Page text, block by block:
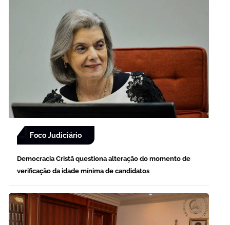
Foco Judiciário
Democracia Cristã questiona alteração do momento de
verificação da idade mínima de candidatos